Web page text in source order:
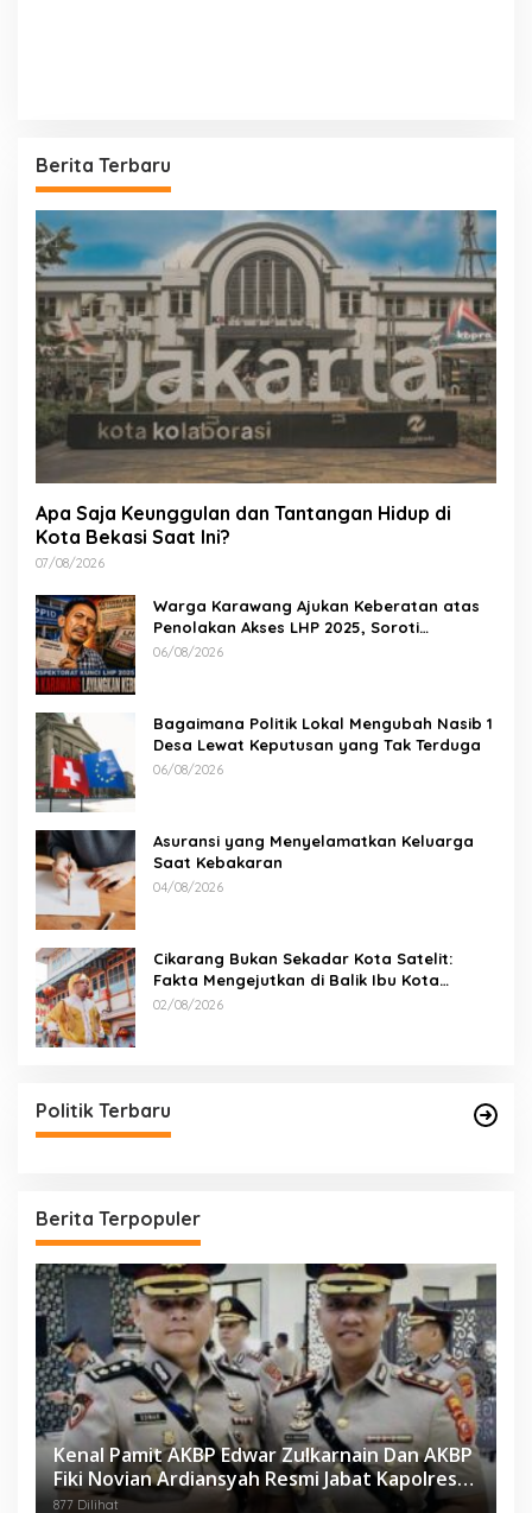
Berita Terbaru
Apa Saja Keunggulan dan Tantangan Hidup di
Kota Bekasi Saat Ini?
07/08/2026
Warga Karawang Ajukan Keberatan atas
Penolakan Akses LHP 2025, Soroti
Keterbukaan Informasi Publik
06/08/2026
Bagaimana Politik Lokal Mengubah Nasib 1
Desa Lewat Keputusan yang Tak Terduga
06/08/2026
Asuransi yang Menyelamatkan Keluarga
Saat Kebakaran
04/08/2026
Cikarang Bukan Sekadar Kota Satelit:
Fakta Mengejutkan di Balik Ibu Kota
Industri Jawa…
02/08/2026
Politik Terbaru
Berita Terpopuler
Kenal Pamit AKBP Edwar Zulkarnain Dan AKBP
Fiki Novian Ardiansyah Resmi Jabat Kapolres
Karawang
877 Dilihat